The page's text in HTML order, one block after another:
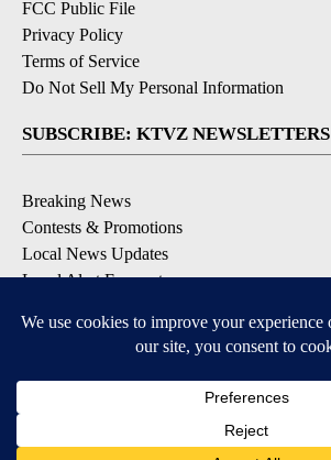
FCC Public File
Privacy Policy
Terms of Service
Do Not Sell My Personal Information
SUBSCRIBE: KTVZ NEWSLETTERS
Breaking News
Contests & Promotions
Local News Updates
Local Alert Forecast
DOWNLOAD: KTVZ APPS